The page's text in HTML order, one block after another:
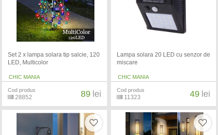
Set 2 x lampa solara tip salcie, 120
LED, Multicolor
CHIC MANIA
Cod produs
28852 89 lei
Lampa solara 20 LED cu senzor de
miscare
CHIC MANIA
Cod produs
11323 49 lei